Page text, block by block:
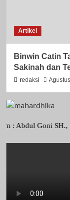
Artikel
Binwin Catin
Sakinah dan
redaksi
Goni SH., MH